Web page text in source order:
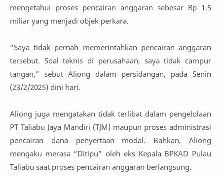
mengetahui proses pencairan anggaran sebesar Rp 1,5
miliar yang menjadi objek perkara.
‎“Saya tidak pernah memerintahkan pencairan anggaran
tersebut. Soal teknis di perusahaan, saya tidak campur
tangan,” sebut Aliong dalam persidangan, pada Senin
(23/2/2025) dini hari.
‎Aliong juga mengatakan tidak terlibat dalam pengelolaan
PT Taliabu Jaya Mandiri (TJM) maupun proses administrasi
pencairan dana penyertaan modal. Bahkan, Aliong
mengaku merasa “Ditipu” oleh eks Kepala BPKAD Pulau
Taliabu saat proses pencairan anggaran berlangsung.